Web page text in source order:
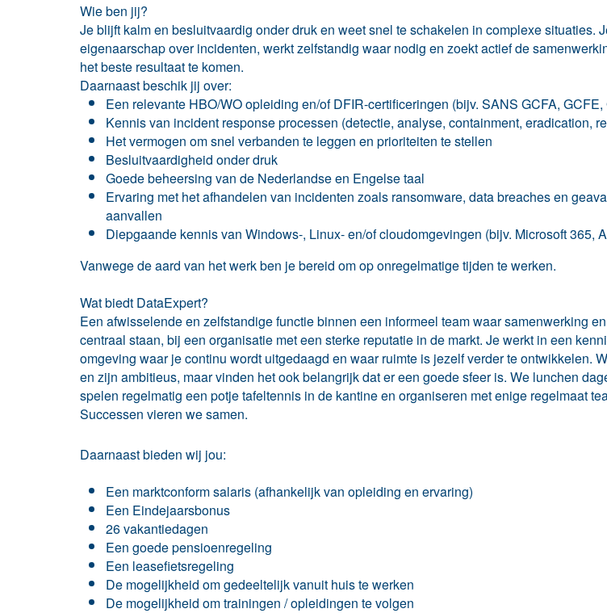
Wie ben jij?
Je blijft kalm en besluitvaardig onder druk en weet snel te schakelen in complexe situaties.
eigenaarschap over incidenten, werkt zelfstandig waar nodig en zoekt actief de
het beste resultaat te komen.
Daarnaast beschik jij over:
Een relevante HBO/WO opleiding en/of DFIR-certificeringen (bijv. SANS GCFA, GCFE,
Kennis van incident response processen (detectie, analyse, containment, eradication,
Het vermogen om snel verbanden te leggen en prioriteiten te stellen
Besluitvaardigheid onder druk
Goede beheersing van de Nederlandse en Engelse taal
Ervaring met het afhandelen van incidenten zoals ransomware, data breaches en
aanvallen
Diepgaande kennis van Windows-, Linux- en/of cloudomgevingen (bijv. Microsoft 365,
Vanwege de aard van het werk ben je bereid om op onregelmatige tijden te werken.
Wat biedt DataExpert?
Een afwisselende en zelfstandige functie binnen een informeel team waar samenwerking
centraal staan, bij een organisatie met een sterke reputatie in de markt. Je werkt in een
omgeving waar je continu wordt uitgedaagd en waar ruimte is jezelf verder te ontwikkelen.
en zijn ambitieus, maar vinden het ook belangrijk dat er een goede sfeer is. We lunchen
spelen regelmatig een potje tafeltennis in de kantine en organiseren met enige regelmaat
Successen vieren we samen.
Daarnaast bieden wij jou:
Een marktconform salaris (afhankelijk van opleiding en ervaring)
Een Eindejaarsbonus
26 vakantiedagen
Een goede pensioenregeling
Een leasefietsregeling
De mogelijkheid om gedeeltelijk vanuit huis te werken
De mogelijkheid om trainingen / opleidingen te volgen